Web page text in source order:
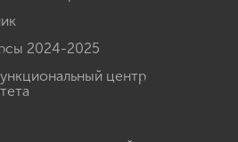
2024-2025
центр